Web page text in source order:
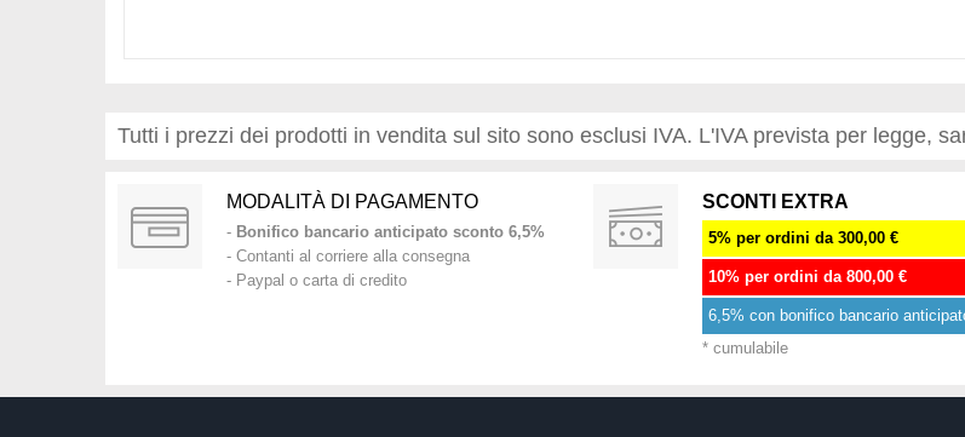
Tutti i prezzi dei prodotti in vendita sul sito sono esclusi IVA. L'IVA prevista per legge,
MODALITÀ DI PAGAMENTO
- Bonifico bancario anticipato sconto 6,5%
- Contanti al corriere alla consegna
- Paypal o carta di credito
SCONTI EXTRA
5% per ordini da 300,00 €
10% per ordini da 800,00 €
6,5% con bonifico bancario
* cumulabile